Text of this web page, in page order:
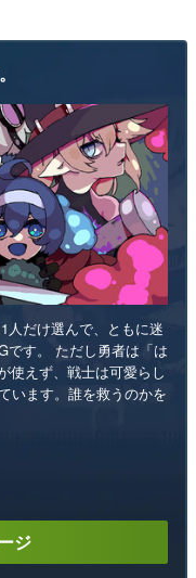
人だけ選んで、ともに迷
です。 ただし勇者は「は
使えず、戦士は可愛らし
います。誰を救うのかを
ジ